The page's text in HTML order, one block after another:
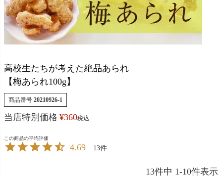
高校生たちが考えた絶品あられ
【梅あられ100g】
商品番号 20210926-1
当店特別価格 ¥360税込
4.69 13
13件中 1-10件表示